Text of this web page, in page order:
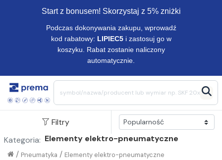
Start z bonusem! Skorzystaj z 5% zniżki
Podczas dokonywania zakupu, wprowadź
kod rabatowy: LIPIEC5 i zastosuj go w
koszyku. Rabat zostanie naliczony
automatycznie.
Filtry
Kategoria: Elementy elektro-pneumatyczne
Elementy elektro-pneumatyczne
/
Pneumatyka
/